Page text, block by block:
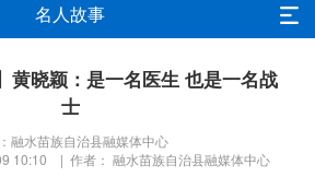
名人故事
黄晓颖：是一名医生 也是一名战
士
融水苗族自治县融媒体中心
10:10 | 作者： 融水苗族自治县融媒体中心